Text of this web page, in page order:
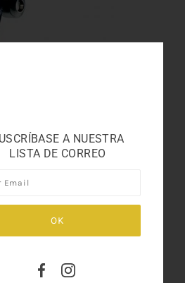
A NUESTRA
LISTA DE CORREO